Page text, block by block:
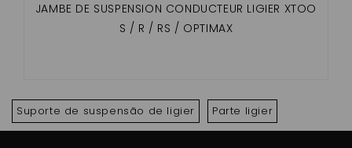
JAMBE DE SUSPENSION CONDUCTEUR LIGIER XTOO
S / R / RS / OPTIMAX
Suporte de suspensão de ligier Parte ligier